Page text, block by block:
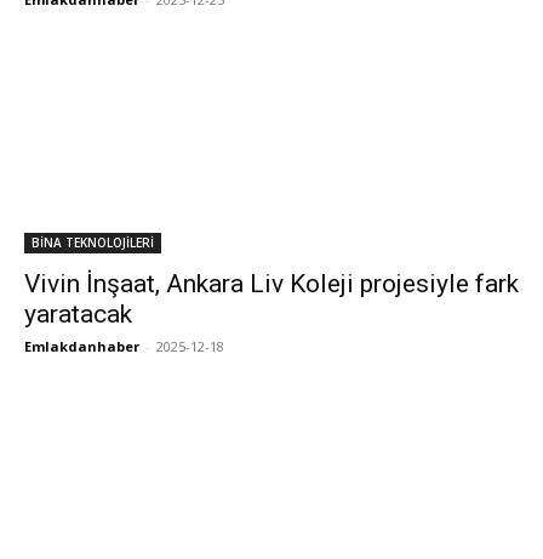
BİNA TEKNOLOJİLERİ
Vivin İnşaat, Ankara Liv Koleji projesiyle fark
yaratacak
Emlakdanhaber - 2025-12-18